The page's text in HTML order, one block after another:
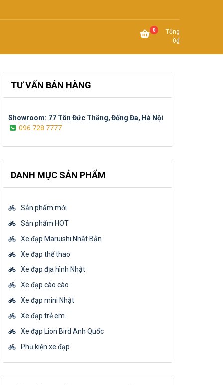
0
Tổng
0₫
TƯ VẤN BÁN HÀNG
Showroom: 77 Tôn Đức Thắng, Đống Đa, Hà Nội
096 728 7777
DANH MỤC SẢN PHẨM
Sản phẩm mới
Sản phẩm HOT
Xe đạp Maruishi Nhật Bản
Xe đạp thể thao
Xe đạp địa hình Nhật
Xe đạp cào cào
Xe đạp mini Nhật
Xe đạp trẻ em
Xe đạp Lion Bird Anh Quốc
Phụ kiện xe đạp